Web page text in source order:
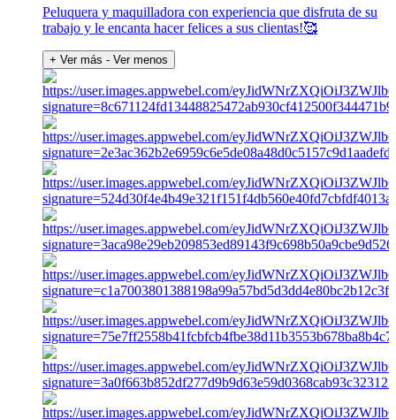
Peluquera y maquilladora con experiencia que disfruta de su
trabajo y le encanta hacer felices a sus clientas!🥰
+ Ver más - Ver menos